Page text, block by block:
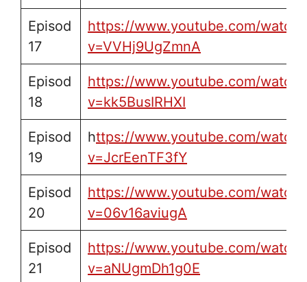
Episod
17
https://www.youtube.com/watch?
v=VVHj9UgZmnA
Episod
18
https://www.youtube.com/watch?
v=kk5BusIRHXI
Episod
19
https://www.youtube.com/watch?
v=JcrEenTF3fY
Episod
20
https://www.youtube.com/watch?
v=06v16aviugA
Episod
21
https://www.youtube.com/watch?
v=aNUgmDh1g0E